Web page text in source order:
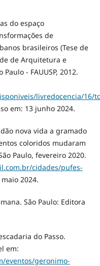
do espaço
de
brasileiros (Tese de
de Arquitetura e
- FAUUSP, 2012.
livredocencia/16/
em: 13 junho 2024.
nova vida a gramado
coloridos mudaram
Paulo, fevereiro 2020.
cidades/pufes-
2024.
São Paulo: Editora
do Passo.
em:
eventos/geronimo-